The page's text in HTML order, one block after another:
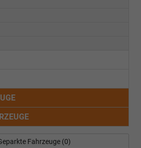
Fahrzeuge (0)